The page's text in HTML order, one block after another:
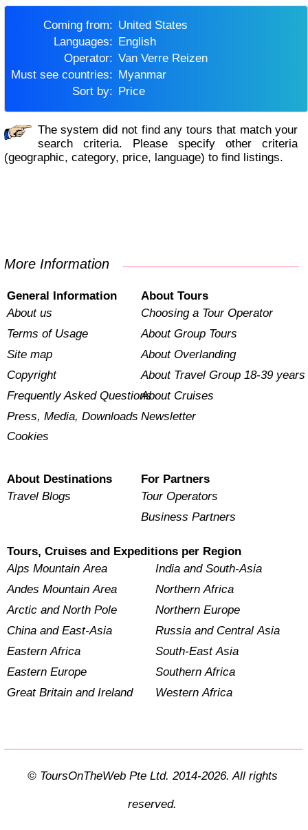
Coming from:
United States
Languages:
English
Operator:
Van Verre Reizen
Must see countries:
Myanmar
Sort by:
Price
The system did not find any tours that match your
search criteria. Please specify other criteria
(geographic, category, price, language) to find listings.
More Information
General Information
About us
Terms of Usage
Site map
Copyright
Frequently Asked Questions
Press, Media, Downloads
Cookies
About Tours
Choosing a Tour Operator
About Group Tours
About Overlanding
About Travel Group 18-39 years
About Cruises
Newsletter
About Destinations
Travel Blogs
For Partners
Tour Operators
Business Partners
Tours, Cruises and Expeditions per Region
Alps Mountain Area
Andes Mountain Area
Arctic and North Pole
China and East-Asia
Eastern Africa
Eastern Europe
Great Britain and Ireland
India and South-Asia
Northern Africa
Northern Europe
Russia and Central Asia
South-East Asia
Southern Africa
Western Africa
© ToursOnTheWeb Pte Ltd. 2014-2026. All rights
reserved.